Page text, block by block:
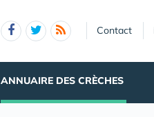
Contact
ANNUAIRE DES CRÈCHES